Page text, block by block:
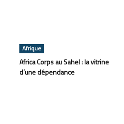
Afrique
Africa Corps au Sahel : la vitrine
d’une dépendance